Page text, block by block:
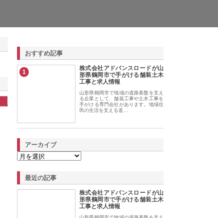
おすすめ記事
1
株式会社アドバンスロードが山
形県鶴岡市で手がける舗装土木
工事と求人情報
山形県鶴岡市で地域の道路基盤を支え
る企業として、舗装工事や土木工事を
手がける専門会社があります。地域住
民の生活を支える道…
アーカイブ
最近の記事
株式会社アドバンスロードが山
形県鶴岡市で手がける舗装土木
工事と求人情報